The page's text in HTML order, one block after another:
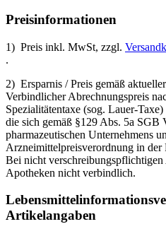
Preisinformationen
1) Preis inkl. MwSt, zzgl.
.
2) Ersparnis / Preis gemäß
Verbindlicher Abrechnungspreis
Spezialitätentaxe (sog. Lauer-
die sich gemäß §129 Abs. 5a SGB
pharmazeutischen Unternehmens
Arzneimittelpreisverordnung in der
Bei nicht
Apotheken nicht verbindlich.
Artikelangaben